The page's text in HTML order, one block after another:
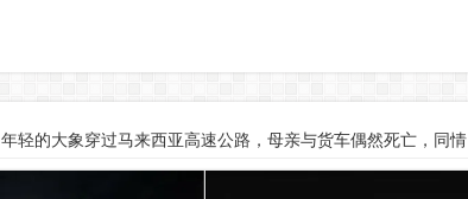
年轻的大象穿过马来西亚高速公路，母亲与货车偶然死亡，同情